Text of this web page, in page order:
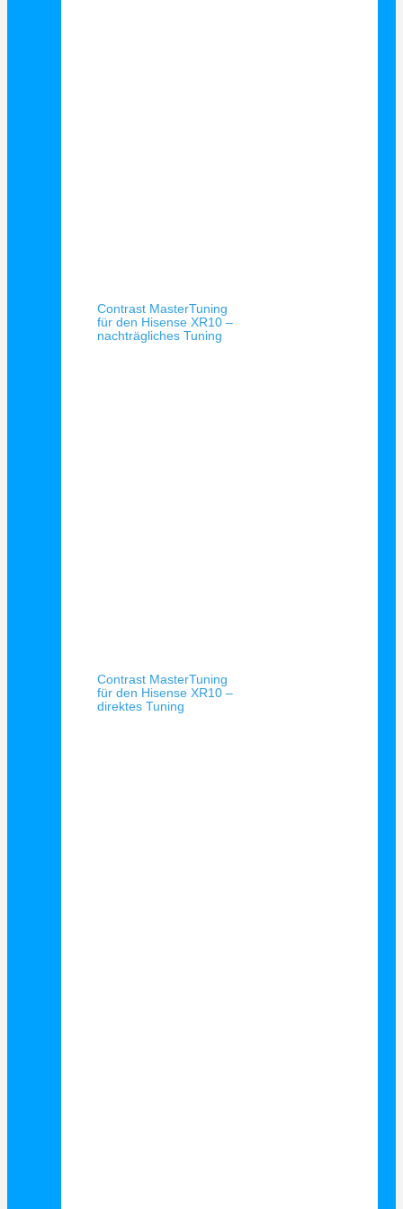
Contrast MasterTuning
für den Hisense XR10 –
nachträgliches Tuning
Contrast MasterTuning
für den Hisense XR10 –
direktes Tuning